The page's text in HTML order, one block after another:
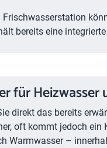
bereits eine
für Heizwasser
direkt das bereits
oft kommt jedoch
Warmwasser –